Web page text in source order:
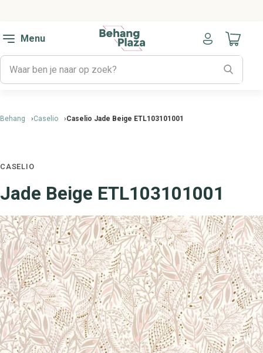
Menu
Naar
Behang Caselio Caselio Jade Beige ETL103101001
CASELIO
Jade Beige ETL103101001